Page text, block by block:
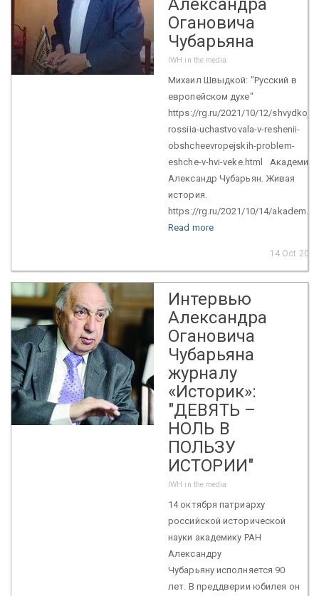
Огановича
Чубарьяна
IWH in the media
Михаил Швыдкой: "Русский в
европейском духе"
https://rg.ru/2021/10/12/shvydkoj-
rossiia-uchastvovala-v-reshenii-
obshcheevropejskih-problem-
eshche-v-hvi-veke.html Академик
Александр Чубарьян. Живая
история.
https://rg.ru/2021/10/14/akadem...
Read more
14 Oct 2021
Интервью
Александра
Огановича
Чубарьяна
журналу
«Историк»:
"ДЕВЯТЬ –
НОЛЬ В
ПОЛЬЗУ
ИСТОРИИ"
IWH in the media
14 октября патриарху
российской исторической
науки академику РАН
Александру
Чубарьяну исполняется 90
лет. В преддверии юбилея он